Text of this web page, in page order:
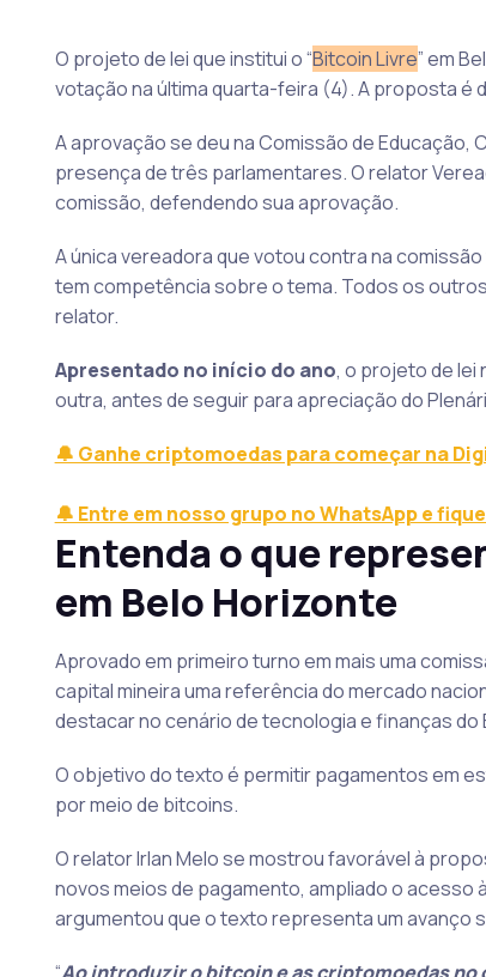
O projeto de lei que institui o “Bitcoin Livre” em
votação na última quarta-feira (4). A proposta é
A aprovação se deu na Comissão de Educação,
presença de três parlamentares. O relator
comissão, defendendo sua aprovação.
A única vereadora que votou contra na
tem competência sobre o tema. Todos os
relator.
Apresentado no início do ano, o projeto de lei
outra, antes de seguir para apreciação do
🔔 Ganhe criptomoedas para começar na
🔔 Entre em nosso grupo no WhatsApp e
Entenda o que
em Belo Horizonte
Aprovado em primeiro turno em mais uma
capital mineira uma referência do mercado
destacar no cenário de tecnologia e finanças do
O objetivo do texto é permitir pagamentos em
por meio de bitcoins.
O relator Irlan Melo se mostrou favorável à
novos meios de pagamento, ampliado o acesso
argumentou que o texto representa um avanço